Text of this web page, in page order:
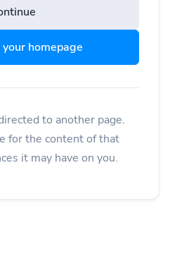
homepage
to another page.
for the content of that
it may have on you.